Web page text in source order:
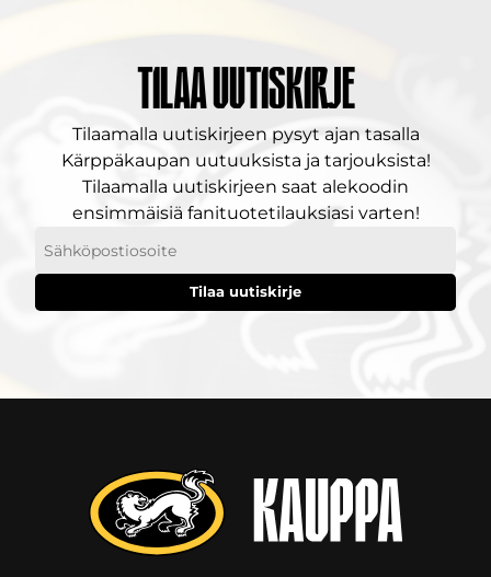
Tilaa uutiskirje
Tilaamalla uutiskirjeen pysyt ajan tasalla
Kärppäkaupan uutuuksista ja tarjouksista!
Tilaamalla uutiskirjeen saat alekoodin
ensimmäisiä fanituotetilauksiasi varten!